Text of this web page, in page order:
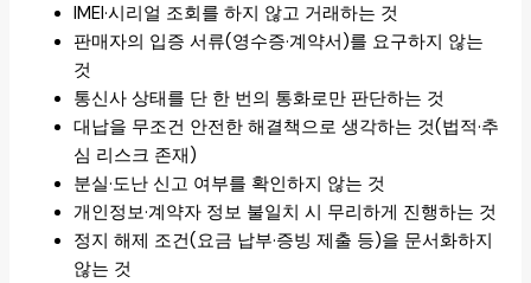
IMEI·시리얼 조회를 하지 않고 거래하는 것
판매자의 입증 서류(영수증·계약서)를 요구하지 않는
것
통신사 상태를 단 한 번의 통화로만 판단하는 것
대납을 무조건 안전한 해결책으로 생각하는 것(법적·추
심 리스크 존재)
분실·도난 신고 여부를 확인하지 않는 것
개인정보·계약자 정보 불일치 시 무리하게 진행하는 것
정지 해제 조건(요금 납부·증빙 제출 등)을 문서화하지
않는 것